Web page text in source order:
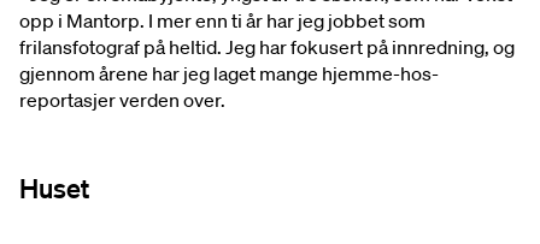
opp i Mantorp. I mer enn ti år har jeg jobbet som
frilansfotograf på heltid. Jeg har fokusert på innredning, og
gjennom årene har jeg laget mange hjemme-hos-
reportasjer verden over.
Huset